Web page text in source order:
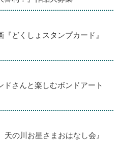
『どくしょスタンプカード』
ドさんと楽しむボンドアート
天の川お星さまおはなし会』